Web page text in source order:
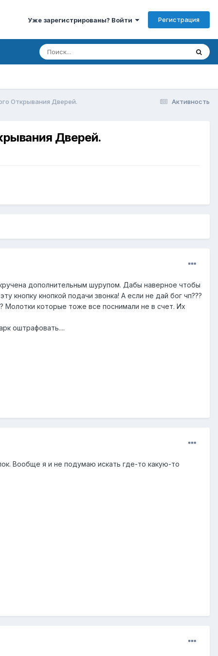
Уже зарегистрированы? Войти Регистрация
Активность
Открывания Дверей.
Дверей.
дополнительным шурупом. Дабы наверное чтобы
кнопку кнопкой подачи звонка! А если не дай бог чп???
Молотки которые тоже все поснимали не в счет. Их
оштрафовать....
Вообще я и не подумаю искать где-то какую-то